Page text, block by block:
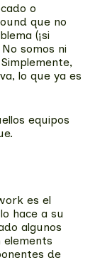
o
que no
(¡si
somos ni
lo que ya es
equipos
es el
hace a su
algunos
elements
de